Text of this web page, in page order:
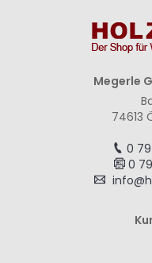
Megerle
74613
0
0